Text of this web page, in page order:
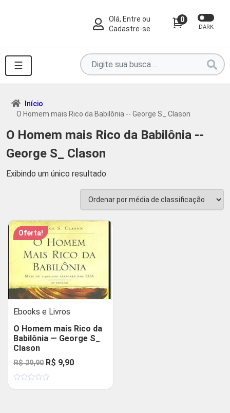
Olá, Entre ou
Cadastre-se
0
DARK
☰
Pesquise
por
produtos
...
Início
O Homem mais Rico da Babilônia -- George S_ Clason
O Homem mais Rico da Babilônia --
George S_ Clason
Exibindo um único resultado
Oferta!
Ebooks e Livros
O Homem mais Rico da
Babilônia — George S_
Clason
R$29,90 O
preço
original
R$ 9,90O
atual